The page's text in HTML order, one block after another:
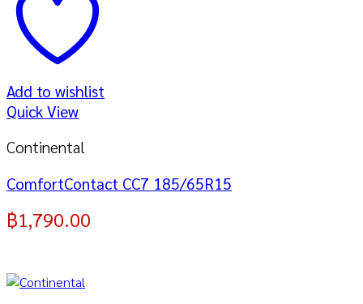
Add to wishlist
Quick View
Continental
ComfortContact CC7 185/65R15
฿1,790.00